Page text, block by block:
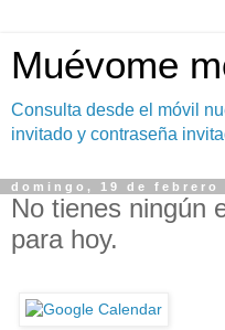
Muévome
Consulta desde el móvil
invitado y contraseña
domingo, 19 de febrero
No tienes ningún
para hoy.